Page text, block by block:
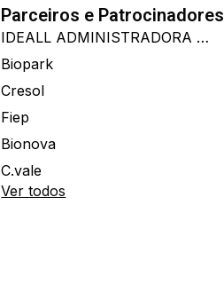
Parceiros e Patrocinadores
IDEALL ADMINISTRADORA DE BENEFÍCIOS
Biopark
Cresol
Fiep
Bionova
C.vale
Ver todos